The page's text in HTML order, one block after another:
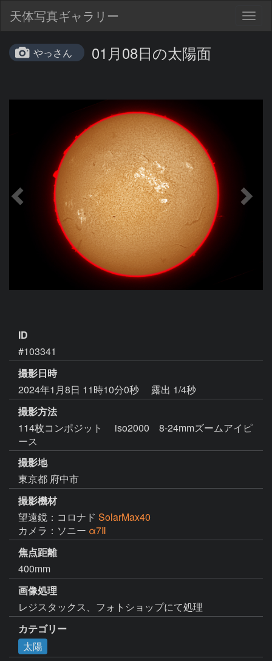
天体写真ギャラリー
やっさん 01月08日の太陽面
ID
#103341
撮影日時
2024年1月8日 11時10分0秒
露出 1/4秒
撮影方法
114枚コンポジット iso2000 8-24mmズームアイピ
ース
撮影地
東京都 府中市
撮影機材
望遠鏡：コロナド SolarMax40
カメラ：ソニー α7Ⅱ
焦点距離
400mm
画像処理
レジスタックス、フォトショップにて処理
カテゴリー
太陽